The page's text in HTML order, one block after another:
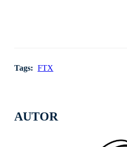
AUTOR
Tags: FTX